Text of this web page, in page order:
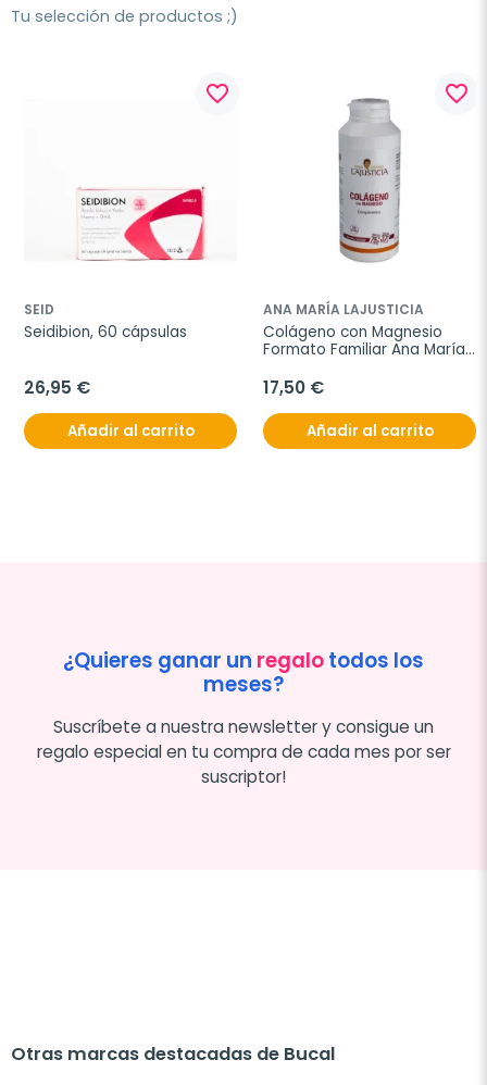
Tu selección de productos ;)
favorite_border
SEID
Seidibion, 60 cápsulas
26,95 €
Añadir al carrito
favorite_border
ANA MARÍA LAJUSTICIA
Colágeno con Magnesio
Formato Familiar Ana María
17,50 €
Añadir al carrito
¿Quieres ganar un regalotodos los
meses?
Suscríbete a nuestra newsletter y consigue un
regalo especial en tu compra de cada mes por ser
suscriptor!
Otras marcas destacadas de Bucal